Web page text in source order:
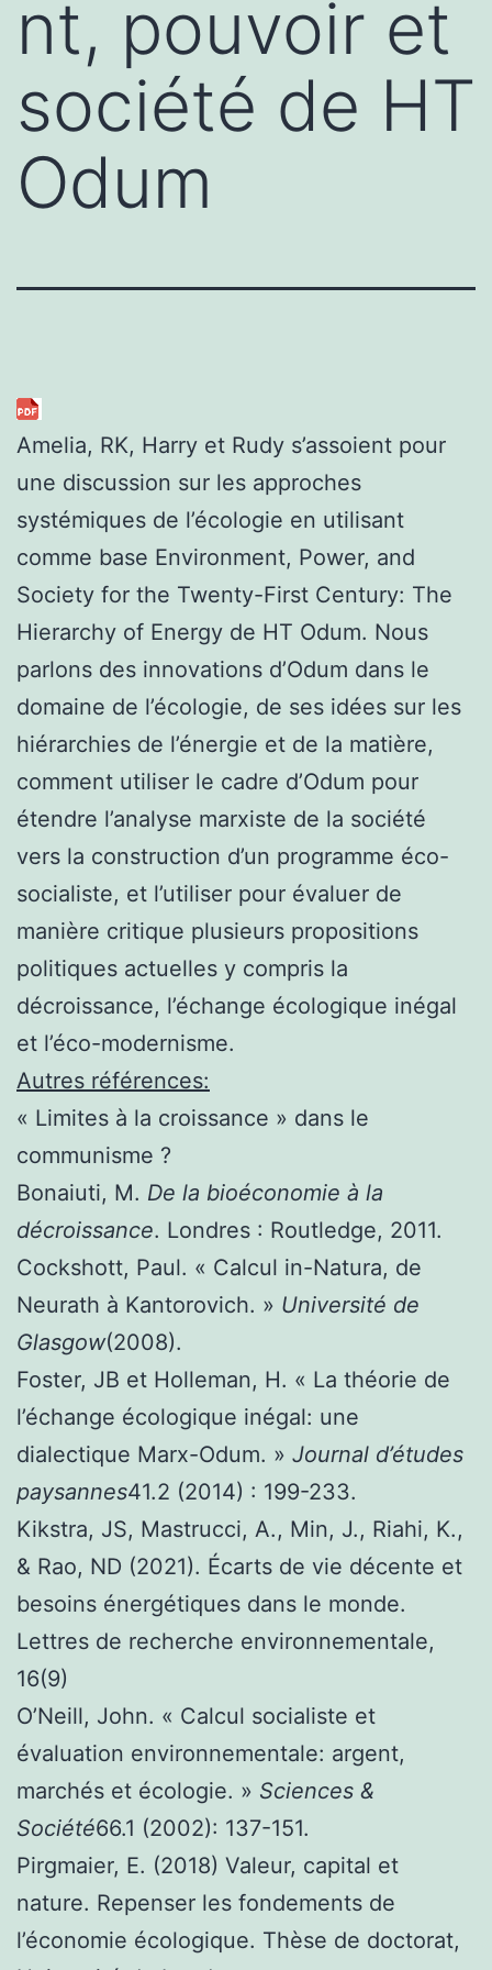
nt, pouvoir et
société de HT
Odum
Amelia, RK, Harry et Rudy s’assoient pour
une discussion sur les approches
systémiques de l’écologie en utilisant
comme base Environment, Power, and
Society for the Twenty-First Century: The
Hierarchy of Energy de HT Odum. Nous
parlons des innovations d’Odum dans le
domaine de l’écologie, de ses idées sur les
hiérarchies de l’énergie et de la matière,
comment utiliser le cadre d’Odum pour
étendre l’analyse marxiste de la société
vers la construction d’un programme éco-
socialiste, et l’utiliser pour évaluer de
manière critique plusieurs propositions
politiques actuelles y compris la
décroissance, l’échange écologique inégal
et l’éco-modernisme.
Autres références:
« Limites à la croissance » dans le
communisme ?
Bonaiuti, M. De la bioéconomie à la
décroissance. Londres : Routledge, 2011.
Cockshott, Paul. « Calcul in-Natura, de
Neurath à Kantorovich. » Université de
Glasgow(2008).
Foster, JB et Holleman, H. « La théorie de
l’échange écologique inégal: une
dialectique Marx-Odum. » Journal d’études
paysannes41.2 (2014) : 199-233.
Kikstra, JS, Mastrucci, A., Min, J., Riahi, K.,
& Rao, ND (2021). Écarts de vie décente et
besoins énergétiques dans le monde.
Lettres de recherche environnementale,
16(9)
O’Neill, John. « Calcul socialiste et
évaluation environnementale: argent,
marchés et écologie. » Sciences &
Société66.1 (2002): 137-151.
Pirgmaier, E. (2018) Valeur, capital et
nature. Repenser les fondements de
l’économie écologique. Thèse de doctorat,